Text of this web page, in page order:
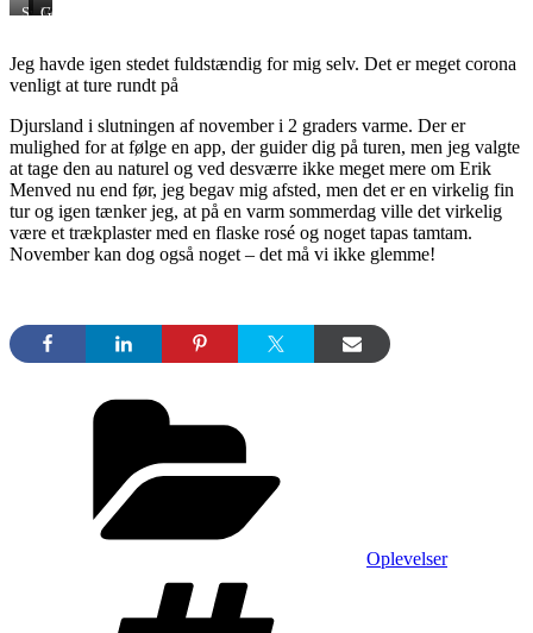
Swampy
Verden
oven
Getting
Jeg havde igen stedet fuldstændig for mig selv. Det er meget corona
venligt at ture rundt på
Djursland i slutningen af november i 2 graders varme. Der er
mulighed for at følge en app, der guider dig på turen, men jeg valgte
at tage den au naturel og ved desværre ikke meget mere om Erik
Menved nu end før, jeg begav mig afsted, men det er en virkelig fin
tur og igen tænker jeg, at på en varm sommerdag ville det virkelig
være et trækplaster med en flaske rosé og noget tapas tamtam.
November kan dog også noget – det må vi ikke glemme!
Oplevelser